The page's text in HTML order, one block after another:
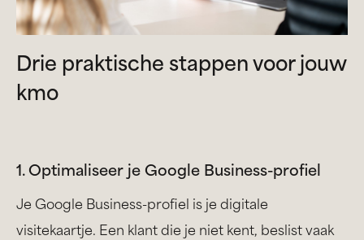
Drie praktische stappen voor jouw
kmo
1. Optimaliseer je Google Business-profiel
Je Google Business-profiel is je digitale
visitekaartje. Een klant die je niet kent, beslist vaak